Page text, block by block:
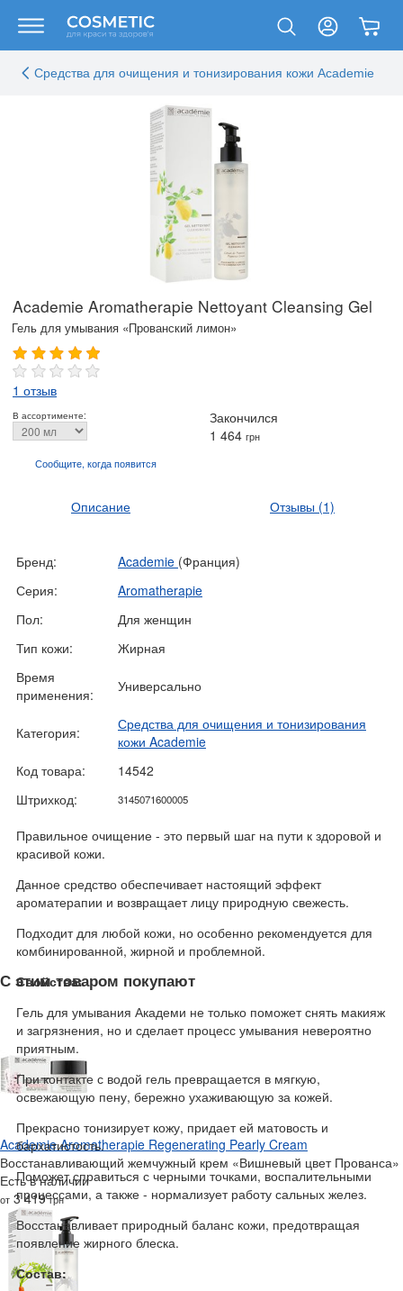
Средства для очищения и тонизирования кожи Academie
Academie Aromatherapie Nettoyant Cleansing Gel
Гель для умывания «Прованский лимон»
1 отзыв
В ассортименте:
Закончился
1 464 грн
Сообщите, когдапоявится
Описание Отзывы (1)
Бренд: Academie (Франция)
Серия:
Aromatherapie
Пол:
Для женщин
Тип кожи:
Жирная
Время
применения:
Универсально
Категория:
Средства для очищения и тонизирования
кожи Academie
Код товара:
14542
Штрихкод:
3145071600005
Правильное очищение - это первый шаг на пути к здоровой и
красивой кожи.
Данное средство обеспечивает настоящий эффект
ароматерапии и возвращает лицу природную свежесть.
Подходит для любой кожи, но особенно рекомендуется для
комбинированной, жирной и проблемной.
Свойства:
Гель для умывания Академи не только поможет снять макияж
и загрязнения, но и сделает процесс умывания невероятно
приятным.
При контакте с водой гель превращается в мягкую,
освежающую пену, бережно ухаживающую за кожей.
Прекрасно тонизирует кожу, придает ей матовость и
бархатистость.
Поможет справиться с черными точками, воспалительными
процессами, а также - нормализует работу сальных желез.
Восстанавливает природный баланс кожи, предотвращая
появление жирного блеска.
Состав:
С этим товаром покупают
Academie Aromatherapie Regenerating Pearly Cream
Восстанавливающий жемчужный крем «Вишневый цвет Прованса»
Есть в наличии
от 3 419грн